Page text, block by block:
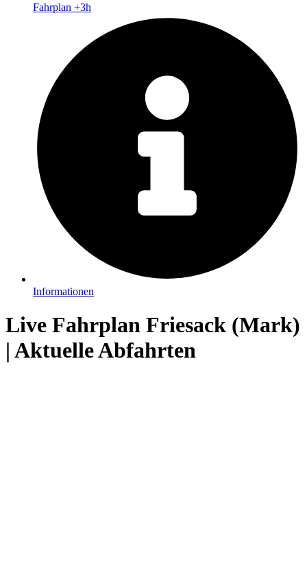
Fahrplan +3h
Informationen
Live Fahrplan Friesack (Mark)
| Aktuelle Abfahrten